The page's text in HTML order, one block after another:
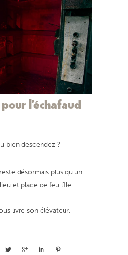
l’échafaud
bien descendez ?
désormais plus qu’un
et place de feu l’Ile
livre son élévateur.